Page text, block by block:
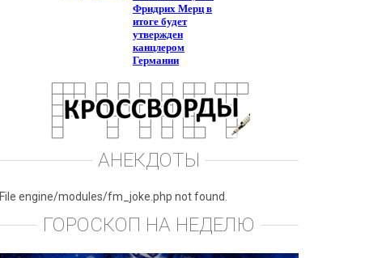
АНЕКДОТЫ
File engine/modules/fm_joke.php not found.
ГОРОСКОП НА НЕДЕЛЮ